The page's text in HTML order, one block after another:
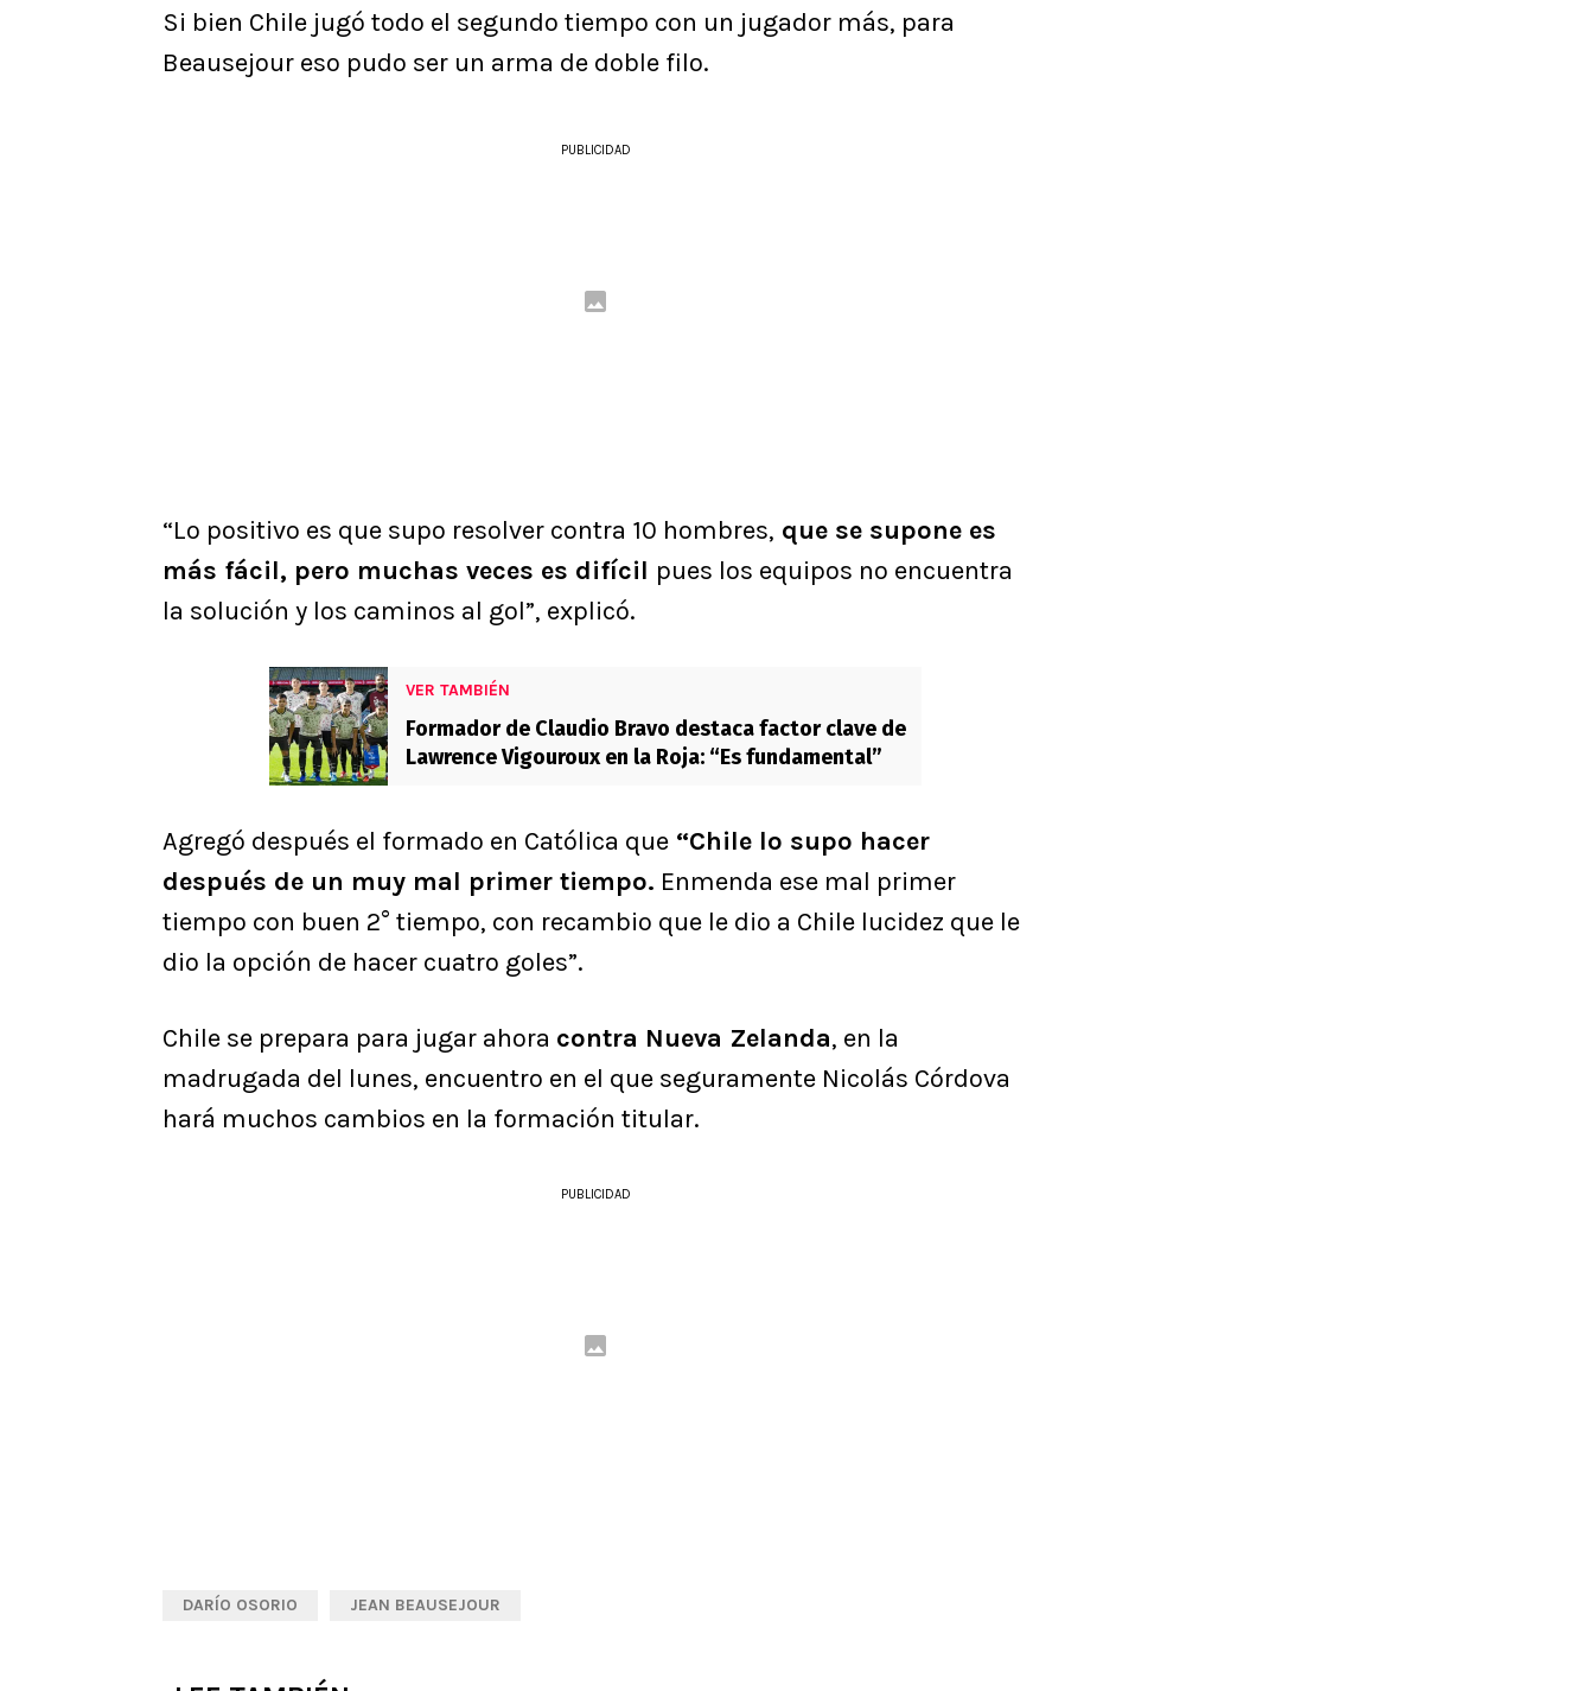
Si bien Chile jugó todo el segundo tiempo con un jugador más, para
Beausejour eso pudo ser un arma de doble filo.
PUBLICIDAD
“Lo positivo es que supo resolver contra 10 hombres, que se supone es
más fácil, pero muchas veces es difícil pues los equipos no encuentra
la solución y los caminos al gol”, explicó.
VER TAMBIÉN
Formador de Claudio Bravo destaca factor clave de
Lawrence Vigouroux en la Roja: “Es fundamental”
Agregó después el formado en Católica que “Chile lo supo hacer
después de un muy mal primer tiempo. Enmenda ese mal primer
tiempo con buen 2° tiempo, con recambio que le dio a Chile lucidez que le
dio la opción de hacer cuatro goles”.
Chile se prepara para jugar ahora contra Nueva Zelanda, en la
madrugada del lunes, encuentro en el que seguramente Nicolás Córdova
hará muchos cambios en la formación titular.
PUBLICIDAD
DARÍO OSORIO JEAN BEAUSEJOUR